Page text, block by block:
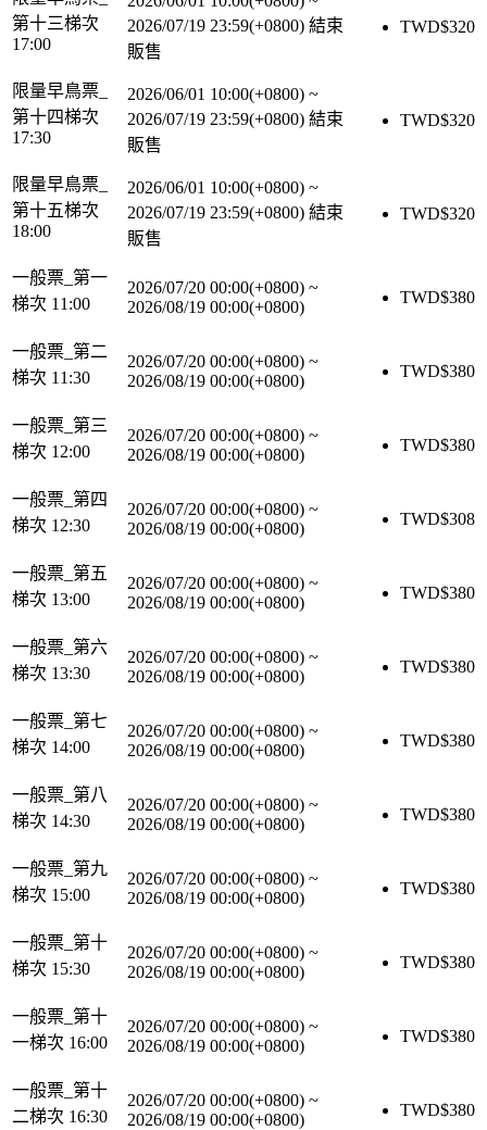
第十三梯次
17:00
2026/07/19 23:59(+0800) 結束
販售
TWD$320
限量早鳥票_
第十四梯次
17:30
2026/06/01 10:00(+0800) ~
2026/07/19 23:59(+0800) 結束
販售
TWD$320
限量早鳥票_
第十五梯次
18:00
2026/06/01 10:00(+0800) ~
2026/07/19 23:59(+0800) 結束
販售
TWD$320
一般票_第一
梯次 11:00
2026/07/20 00:00(+0800) ~
2026/08/19 00:00(+0800)
TWD$380
一般票_第二
梯次 11:30
2026/07/20 00:00(+0800) ~
2026/08/19 00:00(+0800)
TWD$380
一般票_第三
梯次 12:00
2026/07/20 00:00(+0800) ~
2026/08/19 00:00(+0800)
TWD$380
一般票_第四
梯次 12:30
2026/07/20 00:00(+0800) ~
2026/08/19 00:00(+0800)
TWD$308
一般票_第五
梯次 13:00
2026/07/20 00:00(+0800) ~
2026/08/19 00:00(+0800)
TWD$380
一般票_第六
梯次 13:30
2026/07/20 00:00(+0800) ~
2026/08/19 00:00(+0800)
TWD$380
一般票_第七
梯次 14:00
2026/07/20 00:00(+0800) ~
2026/08/19 00:00(+0800)
TWD$380
一般票_第八
梯次 14:30
2026/07/20 00:00(+0800) ~
2026/08/19 00:00(+0800)
TWD$380
一般票_第九
梯次 15:00
2026/07/20 00:00(+0800) ~
2026/08/19 00:00(+0800)
TWD$380
一般票_第十
梯次 15:30
2026/07/20 00:00(+0800) ~
2026/08/19 00:00(+0800)
TWD$380
一般票_第十
一梯次 16:00
2026/07/20 00:00(+0800) ~
2026/08/19 00:00(+0800)
TWD$380
一般票_第十
二梯次 16:30
2026/07/20 00:00(+0800) ~
2026/08/19 00:00(+0800)
TWD$380